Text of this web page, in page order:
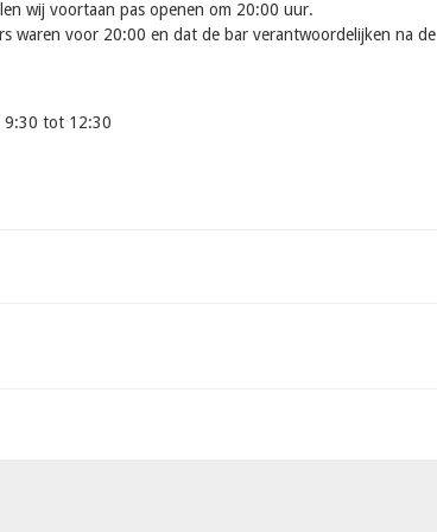
wij voortaan pas openen om 20:00 uur.
waren voor 20:00 en dat de bar verantwoordelijken na de
9:30 tot 12:30